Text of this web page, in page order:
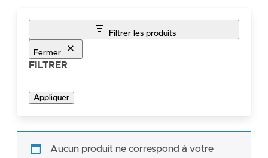
Filtrer les produits
Fermer
FILTRER
Appliquer
Aucun produit ne correspond à votre